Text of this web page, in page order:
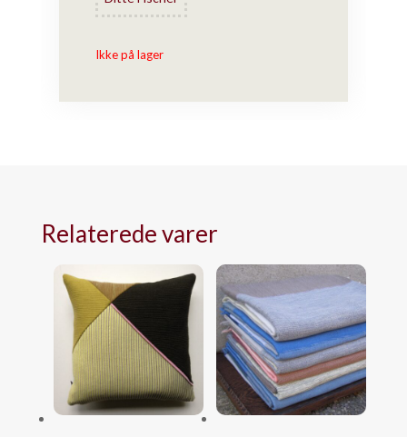
Ikke på lager
Relaterede varer